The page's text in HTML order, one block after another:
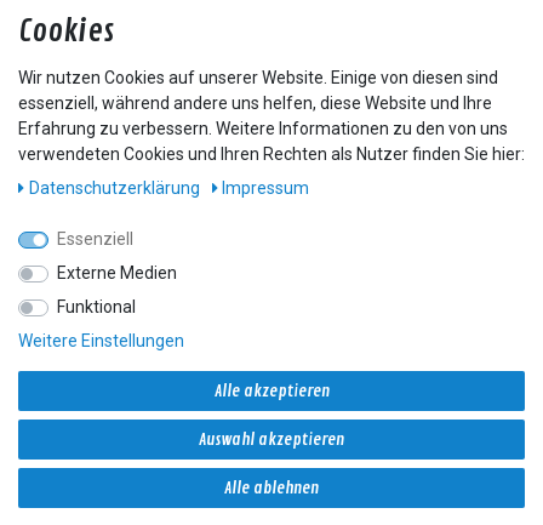
Mein Konto
Zahlungsoptionen
Versandoptionen
* Alle Preise inkl. gesetzl. Mehrwertsteuer zzgl. Versandkosten und ggf.
Cookies
Wir nutzen Cookies auf unserer Website. Einige von diesen sind
essenziell, während andere uns helfen, diese Website und Ihre
Erfahrung zu verbessern. Weitere Informationen zu den von uns
verwendeten Cookies und Ihren Rechten als Nutzer finden Sie hier:
Daten­schutz­erklärung
Impressum
Essenziell
Externe Medien
Funktional
Weitere Einstellungen
Alle akzeptieren
Auswahl akzeptieren
Alle ablehnen